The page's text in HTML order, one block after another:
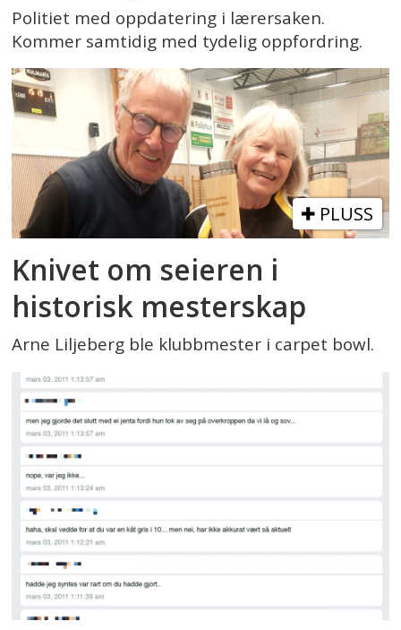
Politiet med oppdatering i lærersaken.
Kommer samtidig med tydelig oppfordring.
PLUSS
Knivet om seieren i
historisk mesterskap
Arne Liljeberg ble klubbmester i carpet bowl.